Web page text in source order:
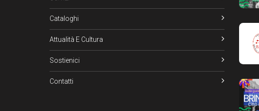
Cataloghi
Attualità E Cultura
Sostienici
Contatti